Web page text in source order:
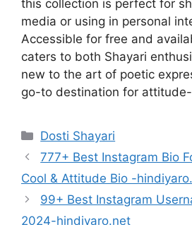
this collection is perfect for
media or using in personal
Accessible for free and
caters to both Shayari
new to the art of poetic
go-to destination for
Categories
Dosti Shayari
777+ Best Instagram Bio
Cool & Attitude Bio -
99+ Best Instagram
2024-hindiyaro.net